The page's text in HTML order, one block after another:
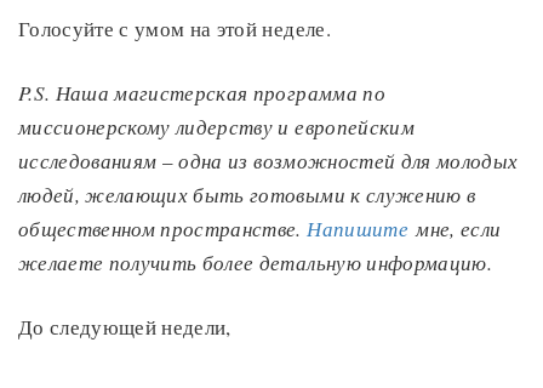
Голосуйте с умом на этой неделе.
P.S. Наша магистерская программа по
миссионерскому лидерству и европейским
исследованиям –одна из возможностей для молодых
людей, желающих быть готовыми к служению в
общественном пространстве.Напишите мне, если
желаете получить более детальную информацию.
До следующей недели,